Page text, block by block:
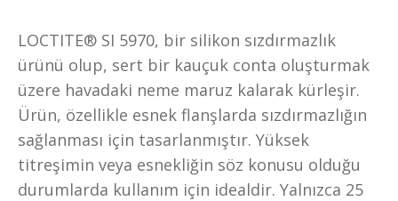
LOCTITE® SI 5970, bir silikon sızdırmazlık
ürünü olup, sert bir kauçuk conta oluşturmak
üzere havadaki neme maruz kalarak kürleşir.
Ürün, özellikle esnek flanşlarda sızdırmazlığın
sağlanması için tasarlanmıştır. Yüksek
titreşimin veya esnekliğin söz konusu olduğu
durumlarda kullanım için idealdir. Yalnızca 25